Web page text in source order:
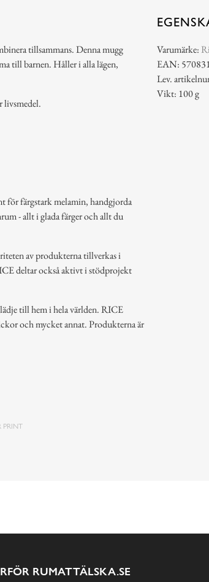
tillsammans. Denna mugg
till barnen. Håller i alla lägen,
livsmedel.
Varumärke:
EAN:
Lev.
Vikt: 100 g
för färgstark melamin, handgjorda
- allt i glada färger och allt du
av produkterna tillverkas i
deltar också aktivt i stödprojekt
till hem i hela världen. RICE
och mycket annat. Produkterna är
PRINT
RUMATTÄLSKA.SE